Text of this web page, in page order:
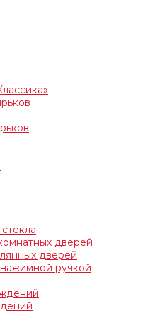
дверей
дверей
ручкой